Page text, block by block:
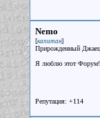
Nemo
[капитан]
Прирожденный Джаец
Я люблю этот Форум!
Репутация: +114